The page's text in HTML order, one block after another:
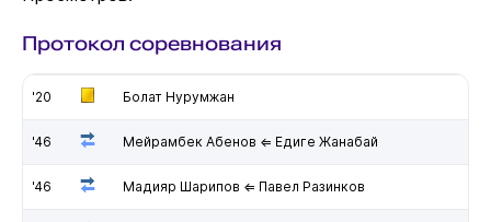
Протокол соревнования
'20 Болат Нурумжан
'46 Мейрамбек Абенов ⇐ Едиге Жанабай
'46 Мадияр Шарипов ⇐ Павел Разинков